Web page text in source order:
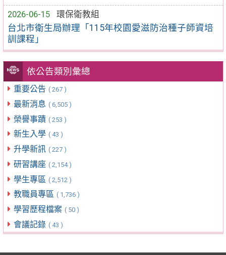
2026-06-15
環保衛教組
台北市衛生局辦理「115年校園愛滋防治種子師資培
訓課程」
依公告類別彙總
重要公告 ( 267 )
最新消息 ( 6,505 )
榮譽事蹟 ( 253 )
新生入學 ( 43 )
升學新訊 ( 227 )
研習講座 ( 2,154 )
學生專區 ( 2,512 )
教職員專區 ( 1,736 )
學習歷程檔案 ( 50 )
會議記錄 ( 43 )